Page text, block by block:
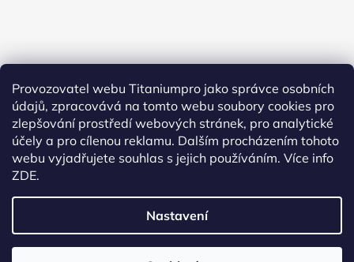
Provozovatel webu Titaniumpro jako správce osobních
údajů, zpracovává na tomto webu soubory cookies pro
zlepšování prostředí webových stránek, pro analytické
účely a pro cílenou reklamu. Dalším procházením tohoto
webu vyjadřujete souhlas s jejich používáním. Více info
ZDE.
Nastavení
Sledovat na Instagramu
Facebook